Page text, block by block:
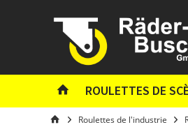
ROULETTES DE
Roulettes de l'industrie